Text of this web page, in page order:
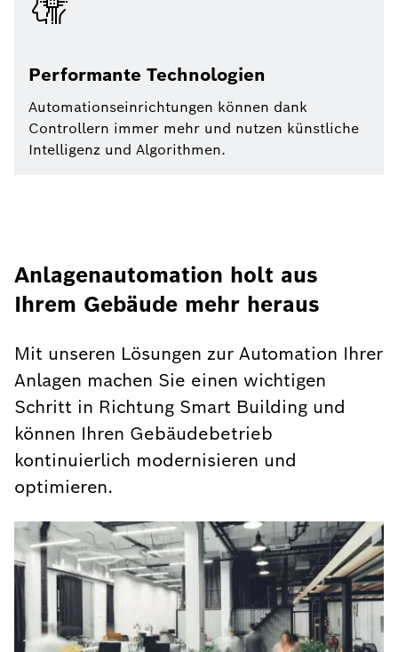
Performante Technologien
Automationseinrichtungen können dank
Controllern immer mehr und nutzen künstliche
Intelligenz und Algorithmen.
Anlagenautomation holt aus
Ihrem Gebäude mehr heraus
Mit unseren Lösungen zur Automation Ihrer
Anlagen machen Sie einen wichtigen
Schritt in Richtung Smart Building und
können Ihren Gebäudebetrieb
kontinuierlich modernisieren und
optimieren.